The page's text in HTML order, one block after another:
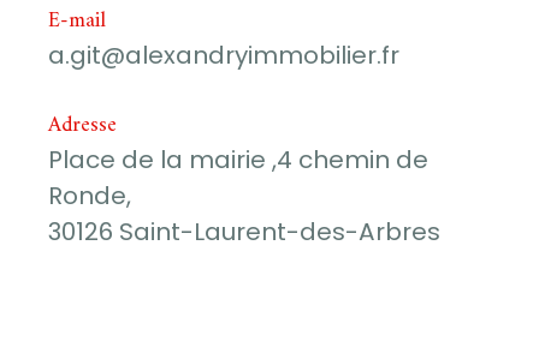
E-mail
a.git@alexandryimmobilier.fr
Adresse
Place de la mairie ,4 chemin de
Ronde,
30126 Saint-Laurent-des-Arbres